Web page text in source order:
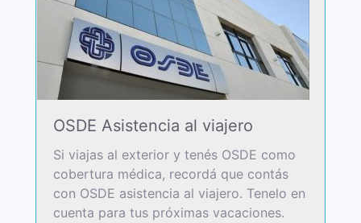
OSDE Asistencia al viajero
Si viajas al exterior y tenés OSDE como
cobertura médica, recordá que contás
con OSDE asistencia al viajero. Tenelo en
cuenta para tus próximas vacaciones.